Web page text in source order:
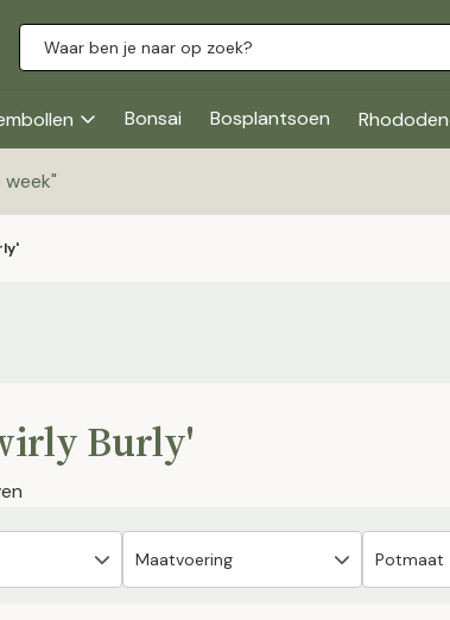
Bonsai Bosplantsoen
"
Burly'